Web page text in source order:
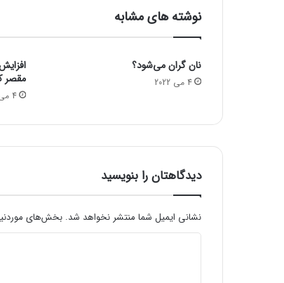
ر
س
ر
ز
ی
ش
ت
س
ت
؟
نوشته های مشابه
نان گران می‌شود؟
4 می 2022
4 می 2022
دیدگاهتان را بنویسید
نشانی ایمیل شما منتشر نخواهد شد. بخش‌های